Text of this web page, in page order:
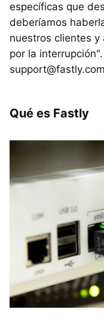
específicas que
deberíamos
nuestros clientes y
por la
Qué es Fastly